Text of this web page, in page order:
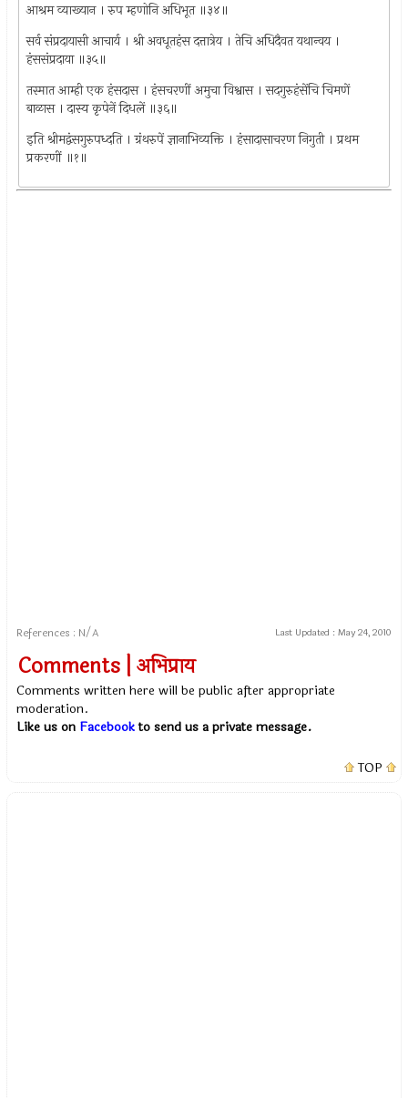
आश्रम व्याख्यान । रुप म्हणोनि अधिभूत ॥३४॥
सर्व संप्रदायासी आचार्य । श्री अवधूतहंस दत्तात्रेय । तेचि अधिदैवत यथान्वय ।
हंससंप्रदाया ॥३५॥
तस्मात आम्ही एक हंसदास । हंसचरणीं अमुचा विश्वास । सदगुरुहंसेंचि चिमणें
बाळास । दास्य कृपेनें दिधलें ॥३६॥
इति श्रीमद्वंसगुरुपध्दति । ग्रंथरुपें ज्ञानाभिव्यक्ति । हंसादासाचरण निगुती । प्रथम
प्रकरणीं ॥१॥
References : N/A Last Updated : May 24, 2010
Comments | अभिप्राय
Comments written here will be public after appropriate
moderation.
Like us on Facebookto send us a private message.
TOP